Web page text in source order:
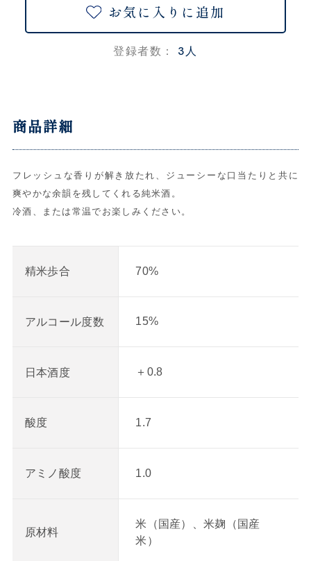
お気に入りに追加
登録者数： 3人
商品詳細
フレッシュな香りが解き放たれ、ジューシーな口当たりと共に
爽やかな余韻を残してくれる純米酒。
冷酒、または常温でお楽しみください。
精米歩合 70%
アルコール度数 15%
日本酒度 ＋0.8
酸度 1.7
アミノ酸度 1.0
原材料
米（国産）、米麹（国産
米）